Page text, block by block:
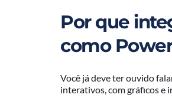
Por que
como
Você já deve ter ouvido
interativos, com gráficos e